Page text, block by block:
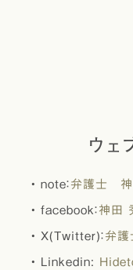
ウェ
note： 弁護士 神
facebook： 神田
X(Twitter)： 弁
Linkedin: